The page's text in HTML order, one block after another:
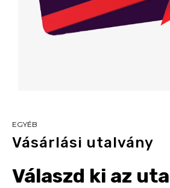
EGYÉB
Vásárlási utalvány
Válaszd ki az